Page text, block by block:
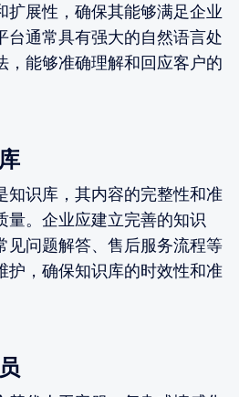
扩展性，确保其能够满足企业
台通常具有强大的自然语言处
，能够准确理解和回应客户的
知识库，其内容的完整性和准
量。企业应建立完善的知识
见问题解答、售后服务流程等
护，确保知识库的时效性和准